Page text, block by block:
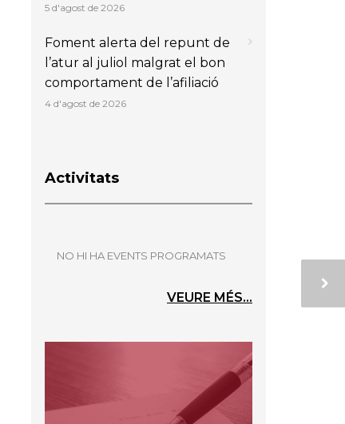
5 d'agost de 2026
Foment alerta del repunt de
l’atur al juliol malgrat el bon
comportament de l’afiliació
4 d'agost de 2026
Activitats
NO HI HA EVENTS PROGRAMATS
VEURE MÉS...